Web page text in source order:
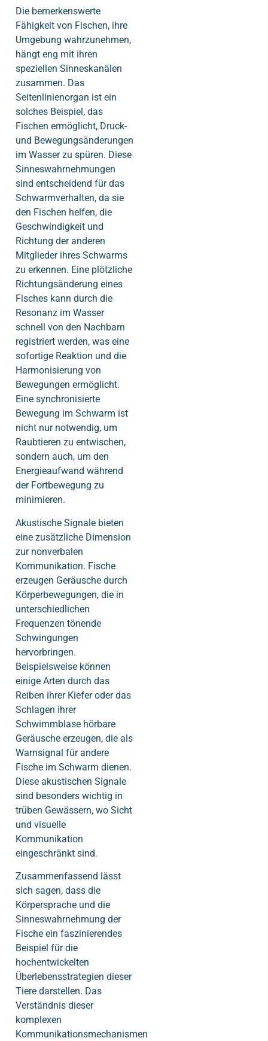
Die bemerkenswerte
Fähigkeit von Fischen, ihre
Umgebung wahrzunehmen,
hängt eng mit ihren
speziellen Sinneskanälen
zusammen. Das
Seitenlinienorgan ist ein
solches Beispiel, das
Fischen ermöglicht, Druck-
und Bewegungsänderungen
im Wasser zu spüren. Diese
Sinneswahrnehmungen
sind entscheidend für das
Schwarmverhalten, da sie
den Fischen helfen, die
Geschwindigkeit und
Richtung der anderen
Mitglieder ihres Schwarms
zu erkennen. Eine plötzliche
Richtungsänderung eines
Fisches kann durch die
Resonanz im Wasser
schnell von den Nachbarn
registriert werden, was eine
sofortige Reaktion und die
Harmonisierung von
Bewegungen ermöglicht.
Eine synchronisierte
Bewegung im Schwarm ist
nicht nur notwendig, um
Raubtieren zu entwischen,
sondern auch, um den
Energieaufwand während
der Fortbewegung zu
minimieren.
Akustische Signale bieten
eine zusätzliche Dimension
zur nonverbalen
Kommunikation. Fische
erzeugen Geräusche durch
Körperbewegungen, die in
unterschiedlichen
Frequenzen tönende
Schwingungen
hervorbringen.
Beispielsweise können
einige Arten durch das
Reiben ihrer Kiefer oder das
Schlagen ihrer
Schwimmblase hörbare
Geräusche erzeugen, die als
Warnsignal für andere
Fische im Schwarm dienen.
Diese akustischen Signale
sind besonders wichtig in
trüben Gewässern, wo Sicht
und visuelle
Kommunikation
eingeschränkt sind.
Zusammenfassend lässt
sich sagen, dass die
Körpersprache und die
Sinneswahrnehmung der
Fische ein faszinierendes
Beispiel für die
hochentwickelten
Überlebensstrategien dieser
Tiere darstellen. Das
Verständnis dieser
komplexen
Kommunikationsmechanismen